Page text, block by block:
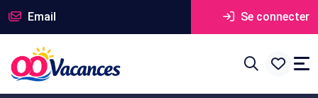
Email Se connecter